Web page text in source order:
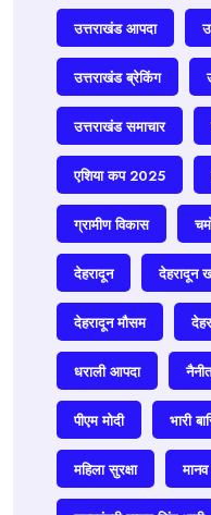
उत्तराखंड आपदा
उत्तराखंड ब्रेकिंग
उत्तराखंड समाचार
एशिया कप 2025
ग्रामीण विकास
देहरादून देहरादून
देहरादून मौसम
धराली आपदा
पीएम मोदी भारी
महिला सुरक्षा